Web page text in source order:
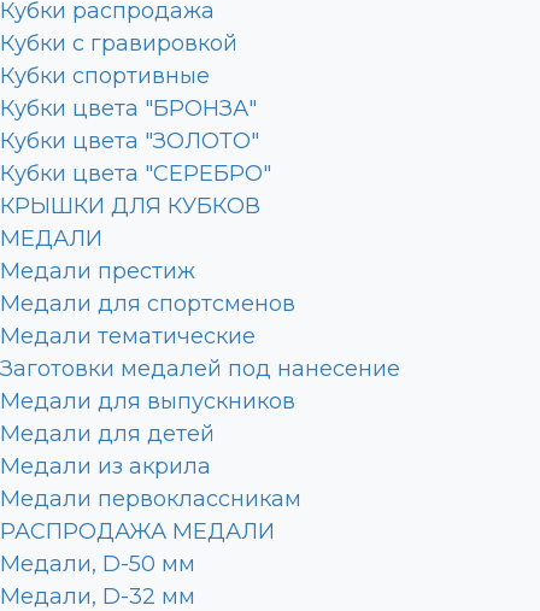
Кубки распродажа
Кубки с гравировкой
Кубки спортивные
Кубки цвета "БРОНЗА"
Кубки цвета "ЗОЛОТО"
Кубки цвета "СЕРЕБРО"
КРЫШКИ ДЛЯ КУБКОВ
МЕДАЛИ
Медали престиж
Медали для спортсменов
Медали тематические
Заготовки медалей под нанесение
Медали для выпускников
Медали для детей
Медали из акрила
Медали первоклассникам
РАСПРОДАЖА МЕДАЛИ
Медали, D-50 мм
Медали, D-32 мм